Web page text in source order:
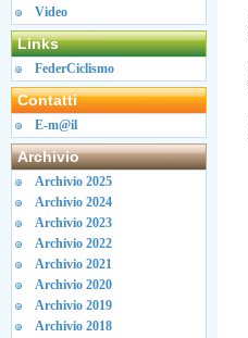
Video
Links
FederCiclismo
Contatti
E-m@il
Archivio
Archivio 2025
Archivio 2024
Archivio 2023
Archivio 2022
Archivio 2021
Archivio 2020
Archivio 2019
Archivio 2018